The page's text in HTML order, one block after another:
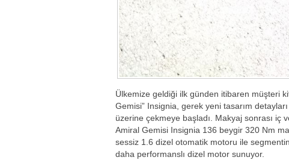
Ülkemize geldiği ilk günden itibaren müşteri
Gemisi” Insignia, gerek yeni tasarım
üzerine çekmeye başladı. Makyaj sonrası iç
Amiral Gemisi Insignia 136 beygir 320 Nm
sessiz 1.6 dizel otomatik motoru ile
daha performanslı dizel motor sunuyor.